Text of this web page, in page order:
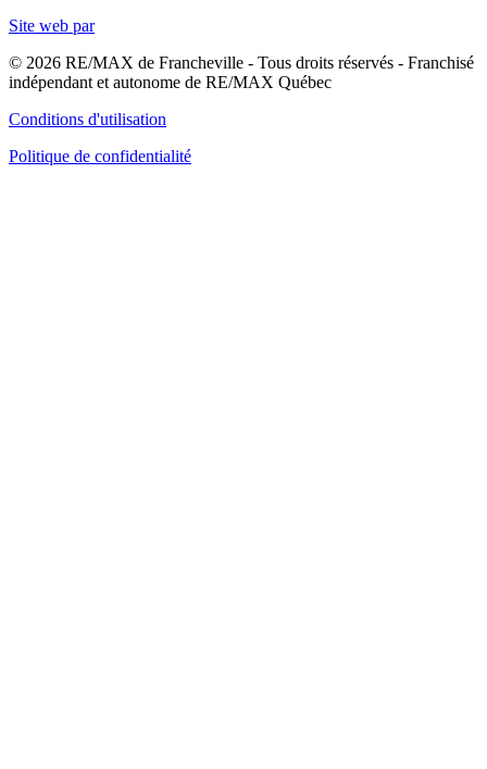
Site web par
© 2026 RE/MAX de Francheville - Tous droits réservés - Franchisé
indépendant et autonome de RE/MAX Québec
Conditions d'utilisation
Politique de confidentialité